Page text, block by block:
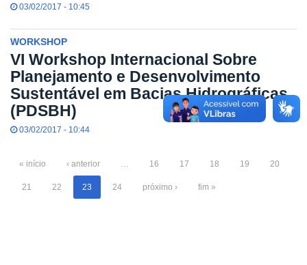
03/02/2017 - 10:45
WORKSHOP
VI Workshop Internacional Sobre
Planejamento e Desenvolvimento
Sustentável em Bacias Hidrográficas
(PDSBH)
03/02/2017 - 10:44
« início ‹ anterior … 16 17 18 19 20
21 22 23 24 próximo › fim »